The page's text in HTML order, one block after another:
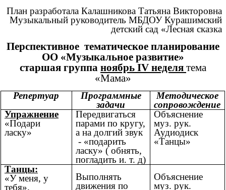
План разработала Калашникова Татьяна Викторовна
Музыкальный руководитель МБДОУ Курашимский
детский сад «Лесная сказка
Перспективное тематическое планирование
ОО «Музыкальное развитие»
старшая группа ноябрь IV неделя тема
«Мама»
Репертуар
Программные
задачи
Методическое
сопровождение
Упражнение
«Подари
ласку»
Передвигаться
парами по кругу,
а на долгий звук
- «подарить
ласку» ( обнять,
погладить и. т. д)
Объяснение
муз. рук.
Аудиодиск
«Танцы»
Танцы:
«У меня, у
тебя».
Выполнять
движения по
Объяснение
муз. рук.